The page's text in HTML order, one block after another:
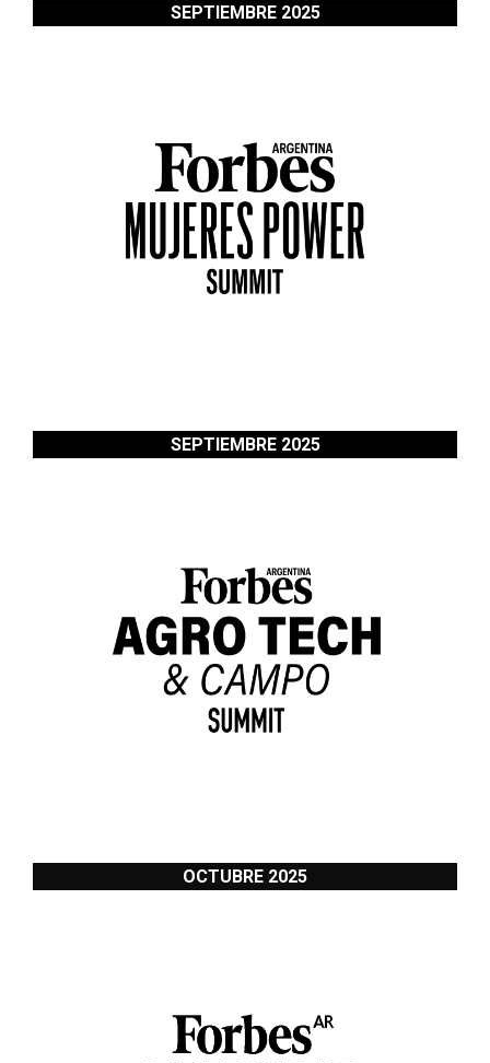
SEPTIEMBRE 2025
SEPTIEMBRE 2025
OCTUBRE 2025